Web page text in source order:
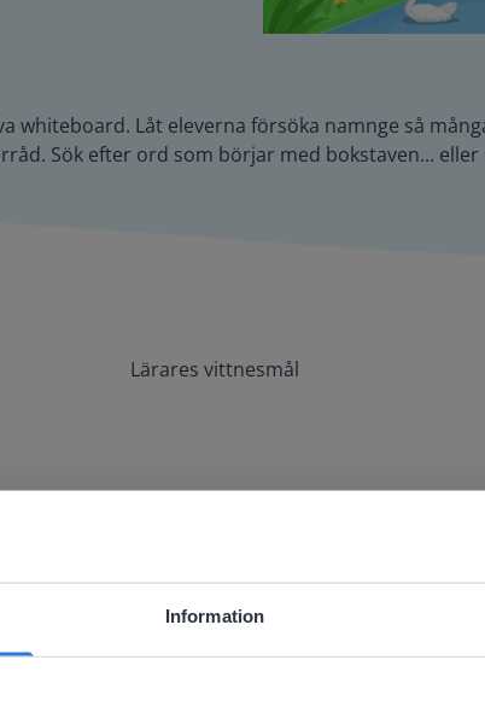
Information
whiteboard. Låt eleverna försöka namnge så
Sök efter ord som börjar med bokstaven... eller
Lärares vittnesmål
med min whiteboard och
doesn't match your location
we think you might prefer to visit our English